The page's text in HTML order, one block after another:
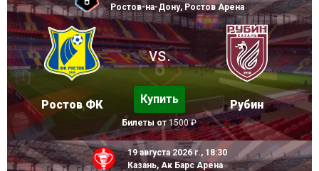
Ростов-на-Дону, Ростов Арена
Ростов ФК
vs.
Купить
Билеты от1500 ₽
Рубин
19 августа 2026 г., 18:30
Казань, Ак Барс Арена